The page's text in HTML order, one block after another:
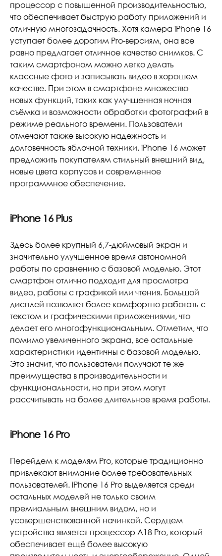
процессор с повышенной производительностью,
что обеспечивает быструю работу приложений и
отличную многозадачность. Хотя камера iPhone 16
уступает более дорогим Pro-версиям, она все
равно предлагает отличное качество снимков. С
таким смартфоном можно легко делать
классные фото и записывать видео в хорошем
качестве. При этом в смартфоне множество
новых функций, таких как улучшенная ночная
съёмка и возможности обработки фотографий в
режиме реального времени. Пользователи
отмечают также высокую надежность и
долговечность яблочной техники. iPhone 16 может
предложить покупателям стильный внешний вид,
новые цвета корпусов и современное
программное обеспечение.
iPhone 16 Plus
Здесь более крупный 6,7-дюймовый экран и
значительно улучшенное время автономной
работы по сравнению с базовой моделью. Этот
смартфон отлично подходит для просмотра
видео, работы с графикой или чтения. Большой
дисплей позволяет более комфортно работать с
текстом и графическими приложениями, что
делает его многофункциональным. Отметим, что
помимо увеличенного экрана, все остальные
характеристики идентичны с базовой моделью.
Это значит, что пользователи получают те же
преимущества в производительности и
функциональности, но при этом могут
рассчитывать на более длительное время работы.
iPhone 16 Pro
Перейдем к моделям Pro, которые традиционно
привлекают внимание более требовательных
пользователей. iPhone 16 Pro выделяется среди
остальных моделей не только своим
премиальным внешним видом, но и
усовершенствованной начинкой. Сердцем
устройства является процессор A18 Pro, который
обеспечивает ещё более высокую